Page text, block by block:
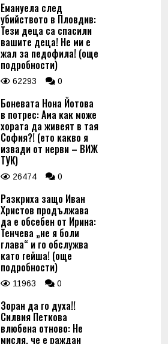
Емануела след
убийството в Пловдив:
Тези деца са спасили
вашите деца! Не ми е
жал за педофила! (още
подробности)
62293 0
Боневата Нона Йотова
в потрес: Ама как може
хората да живеят в тая
София?! (ето какво я
извади от нерви – ВИЖ
ТУК)
26474 0
Разкриха защо Иван
Христов продължава
да е обсебен от Ирина:
Тенчева „не я боли
глава“ и го обслужва
като гейша! (още
подробности)
11963 0
Зоран да го духа!!
Силвия Петкова
влюбена отново: Не
мисля, че е раждан